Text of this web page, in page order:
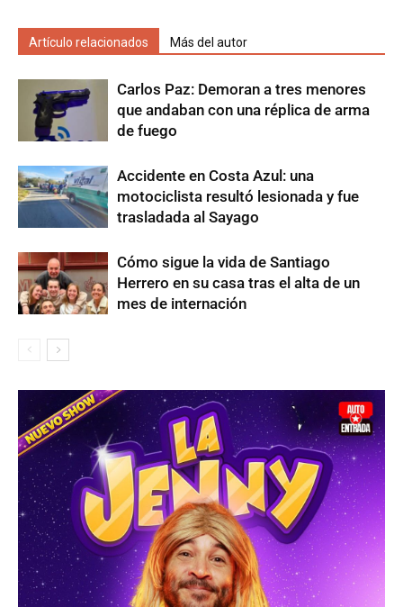
Artículo relacionados Más del autor
Carlos Paz: Demoran a tres menores
que andaban con una réplica de arma
de fuego
Accidente en Costa Azul: una
motociclista resultó lesionada y fue
trasladada al Sayago
Cómo sigue la vida de Santiago
Herrero en su casa tras el alta de un
mes de internación